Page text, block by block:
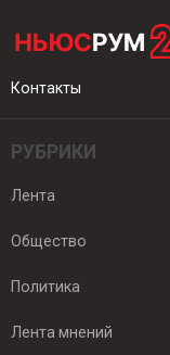
Контакты
РУБРИКИ
Лента
Общество
Политика
Лента мнений